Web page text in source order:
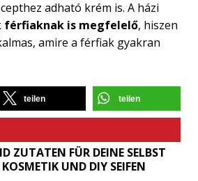
adható krém is. A házi
férfiaknak is megfelelő, hiszen
amire a férfiak gyakran
teilen teilen
ZUTATEN FÜR DEINE SELBST
UND DIY SEIFEN